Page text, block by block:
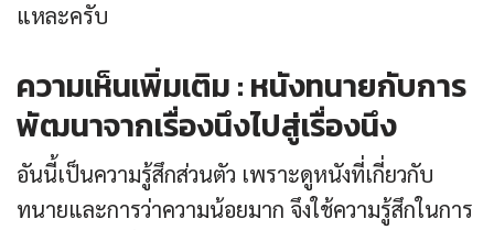
แหละครับ
ความเห็นเพิ่มเติม : หนังทนายกับการ
พัฒนาจากเรื่องนึงไปสู่เรื่องนึง
อันนี้เป็นความรู้สึกส่วนตัว เพราะดูหนังที่เกี่ยวกับ
ทนายและการว่าความน้อยมาก จึงใช้ความรู้สึกในการ